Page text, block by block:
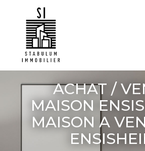
QUI SOMMES
VENTE
LOCATION
GESTION
ACHAT /
MAISON
MAISON A